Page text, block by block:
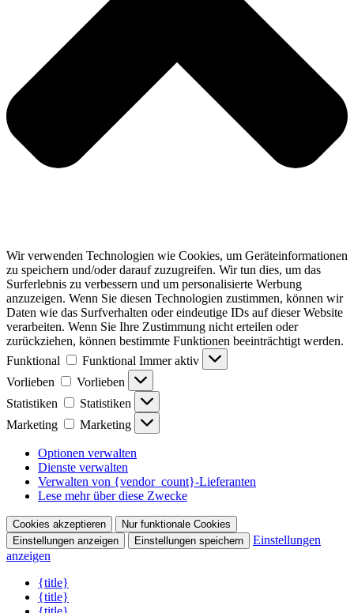
Wir verwenden Technologien wie Cookies, um Geräteinformationen
zu speichern und/oder darauf zuzugreifen. Wir tun dies, um das
Surferlebnis zu verbessern und um personalisierte Werbung
anzuzeigen. Wenn Sie diesen Technologien zustimmen, können wir
Daten wie das Surfverhalten oder eindeutige IDs auf dieser Website
verarbeiten. Wenn Sie Ihre Zustimmung nicht erteilen oder
zurückziehen, können bestimmte Funktionen beeinträchtigt werden.
Funktional
Funktional Immer aktiv
Vorlieben
Vorlieben
Statistiken
Statistiken
Marketing
Marketing
Optionen verwalten
Dienste verwalten
Verwalten von {vendor_count}-Lieferanten
Lese mehr über diese Zwecke
Cookies akzeptieren
Nur funktionale Cookies
Einstellungen anzeigen
Einstellungen speichern
Einstellungen
anzeigen
{title}
{title}